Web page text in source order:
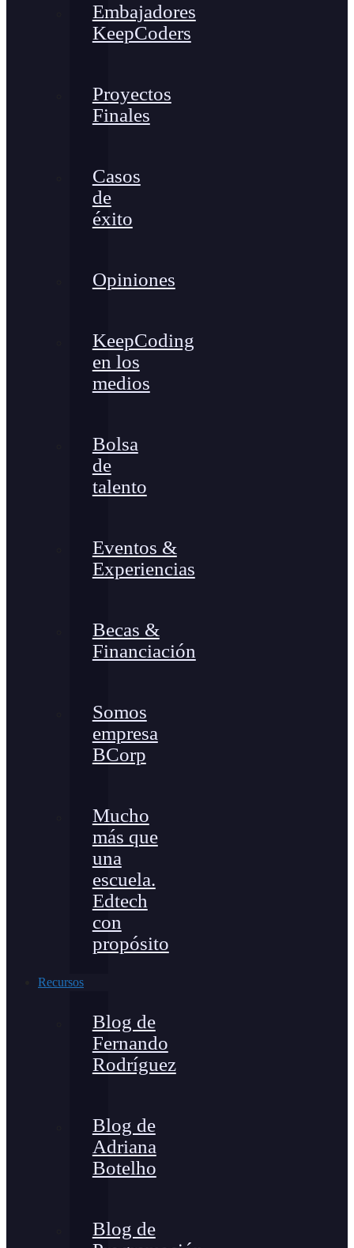
Embajadores
KeepCoders
Proyectos
Finales
Casos
de
éxito
Opiniones
KeepCoding
en los
medios
Bolsa
de
talento
Eventos &
Experiencias
Becas &
Financiación
Somos
empresa
BCorp
Mucho
más que
una
escuela.
Edtech
con
propósito
Recursos
Blog de
Fernando
Rodríguez
Blog de
Adriana
Botelho
Blog de